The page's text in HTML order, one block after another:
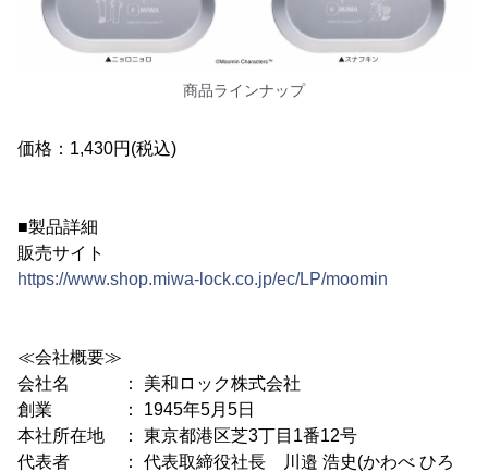
商品ラインナップ
価格：1,430円(税込)
■製品詳細
販売サイト
https://www.shop.miwa-lock.co.jp/ec/LP/moomin
≪会社概要≫
会社名 ： 美和ロック株式会社
創業 ： 1945年5月5日
本社所在地 ： 東京都港区芝3丁目1番12号
代表者 ： 代表取締役社長 川邉 浩史(かわべ ひろ